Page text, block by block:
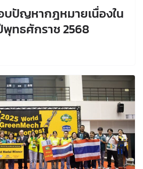
บปัญหากฎหมายเนื่องใน
พุทธศักราช 2568